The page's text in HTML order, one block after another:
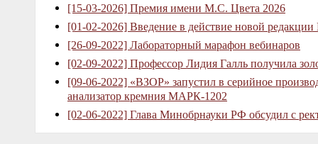
[15-03-2026] Премия имени М.С. Цвета 2026
[01-02-2026] Введение в действие новой
[26-09-2022] Лабораторный марафон вебинаров
[02-09-2022] Профессор Лидия Галль получила
[09-06-2022] «ВЗОР» запустил в серийное
анализатор кремния МАРК-1202
[02-06-2022] Глава Минобрнауки РФ обсудил с